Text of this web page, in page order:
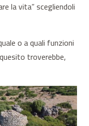
la vita” scegliendoli
o a quali funzioni
troverebbe,